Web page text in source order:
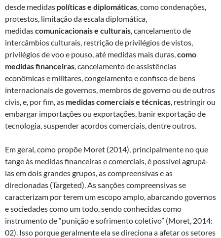
desde medidas políticas e diplomáticas, como condenações,
protestos, limitação da escala diplomática,
medidascomunicacionais e culturais, cancelamento de
intercâmbios culturais, restrição de privilégios de vistos,
privilégios de voo e pouso, até medidas mais duras,como
medidas financeiras, cancelamento de assistências
econômicas e militares, congelamento e confisco de bens
internacionais de governos, membros de governo ou de outros
civis, e, por fim, as medidas comerciais e técnicas, restringir ou
embargar importações ou exportações, banir exportação de
tecnologia, suspender acordos comerciais, dentre outros.
Em geral, como propõe Moret (2014), principalmente no que
tange às medidas financeiras e comerciais, é possível agrupá-
las em dois grandes grupos, as compreensivas e as
direcionadas (Targeted). As sanções compreensivas se
caracterizam por terem um escopo amplo, abarcando governos
e sociedades como um todo, sendo conhecidas como
instrumento de “punição e sofrimento coletivo” (Moret, 2014:
02). Isso porque geralmente ela se direciona a afetar os setores